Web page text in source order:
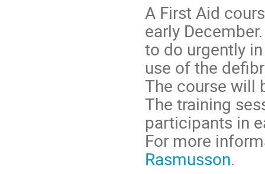
A First Aid
early
to do urgently
use of the
The course will
The training
participants in
For more
Rasmusson.